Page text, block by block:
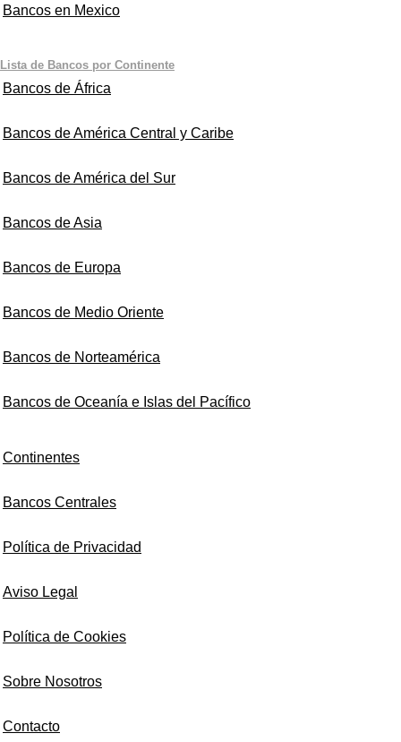
Bancos en Mexico
Lista de Bancos por Continente
Bancos de África
Bancos de América Central y Caribe
Bancos de América del Sur
Bancos de Asia
Bancos de Europa
Bancos de Medio Oriente
Bancos de Norteamérica
Bancos de Oceanía e Islas del Pacífico
Continentes
Bancos Centrales
Política de Privacidad
Aviso Legal
Política de Cookies
Sobre Nosotros
Contacto